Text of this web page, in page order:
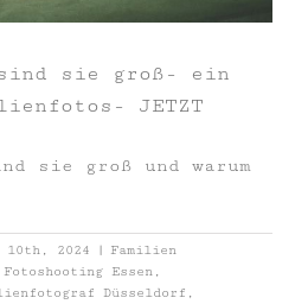
sie groß- ein
JETZT
sie groß und warum
10th, 2024 |
Familien
Essen ,
Düsseldorf ,